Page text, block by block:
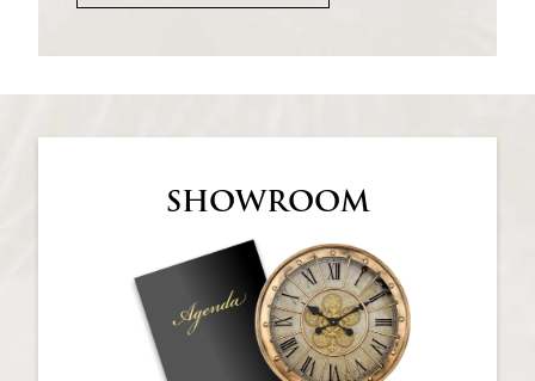
SHOWROOM